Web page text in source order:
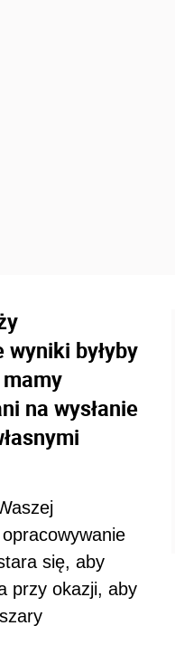
byłyby
na wysłanie
się, aby
przy okazji, aby